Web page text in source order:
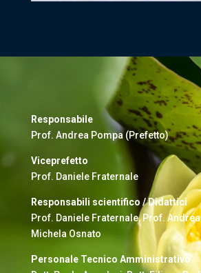
Responsabile
Prof. Andrea Pompa (Prefetto)
Viceprefetto
Prof. Daniele Fraternale
Responsabili scientifico / Didattici
Prof. Daniele Fraternale, Prof.
Michela Osnato
Personale Tecnico Amministrativo